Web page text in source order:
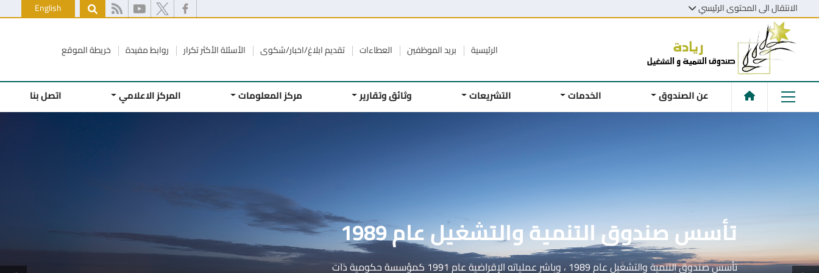
الانتقال الى المحتوى الرئيسي English
الرئيسية بريد الموظفين العطاءات تقديم ابلاغ/اخبار/شكوى الأسئلة الأكثر تكرار روابط مفيدة خريطة الموقع
عن الصندوق الخدمات التشريعات وثائق وتقارير مركز المعلومات المركز الاعلامي اتصل بنا
يقدم الصندوق خدمات تمويلية وتدريبية
للفئات المستهدفة بحيث تقوم بخلق فرص